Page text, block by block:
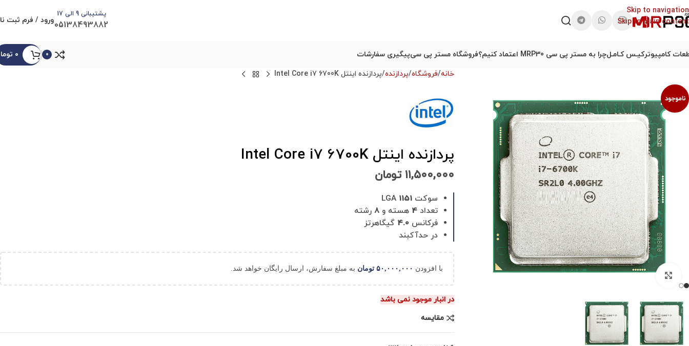
Skip to navigation
Skip to main content
پشتیبانی 9 الی 17
05138493882ورود / فرم ثبت
کامپیوترکیـس کـامـلچرا به مستر پی سی MRP30 اعتماد کنیم؟ فروشگاه مستر پی سیپیگیری سفارشات 0 ۰
ناموجود
برای بزرگنمایی کلیک کنید
خانه فروشگاه پردازنده پردازنده اینتل Intel Core i7 6700K
پردازنده اینتل Intel Core i7 6700K
۱۱,۵۰۰,۰۰۰ تومان
سوکت LGA 1151
تعداد 4 هسته و
رشته
فرکانس 4.0 گیگاهرتز
در حدآکبند
با افزودن ۵۰,۰۰۰,۰۰۰ تومان به مبلغ سفارش، ارسال رایگان خواهد شد.
در انبار موجود نمی باشد
مقایسه